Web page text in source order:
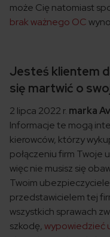
może Cię natomiast
brak ważnego OC
Jesteś klientem
się martwić o
2 lipca 2022 r. marka
Informacje te mogą
kierowców, którzy
połączeniu firm Twoje
więc nie musisz się
Twoim
przedstawicielem tej
wszystkich sprawach
szkodę,wypowiedzieć